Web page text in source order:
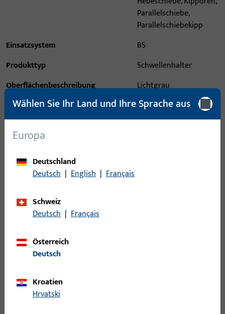
Parallelschiebe,
Parallelschiebekipp
Einsatzsystem
BS
Produkttyp
Schwellenhalter
Oberflächenbeschreibung
Lichtgrau
Bruttogewicht
0,087 KG
Mindestbestelleinheit
Anmeldung
Bitte melden Sie sich mit Ihren Kundendaten an um eine
Preisinformation zu erhalten oder Artikel zu bestellen
Wählen Sie Ihr Land und Ihre Sprache aus
Europa
Deutschland
Deutsch | English | Français
Schweiz
Deutsch | Français
Österreich
Deutsch
Kroatien
Hrvatski